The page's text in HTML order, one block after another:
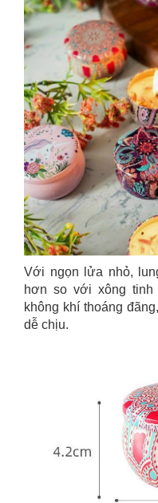
Với ngọn lửa nhỏ,
hơn so với xông tinh
không khí thoáng
dễ chịu.